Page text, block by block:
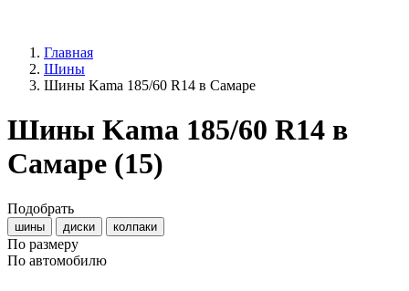
Главная
Шины
Шины Kama 185/60 R14 в Самаре
Шины Kama 185/60 R14 в
Самаре (15)
Подобрать
шины диски колпаки
По размеру
По автомобилю